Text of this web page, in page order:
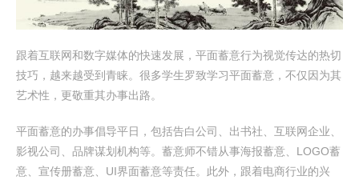
跟着互联网和数字媒体的快速发展，平面蓄意行为视觉传达的热切
技巧，越来越受到青睐。很多学生罗致学习平面蓄意，不仅因为其
艺术性，更敬重其办事出路。
平面蓄意的办事倡导平日，包括告白公司、出书社、互联网企业、
影视公司、品牌谋划机构等。蓄意师不错从事海报蓄意、LOGO蓄
意、宣传册蓄意、UI界面蓄意等责任。此外，跟着电商行业的兴